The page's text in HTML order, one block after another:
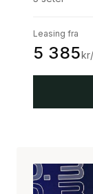
Leasing fra
5 385